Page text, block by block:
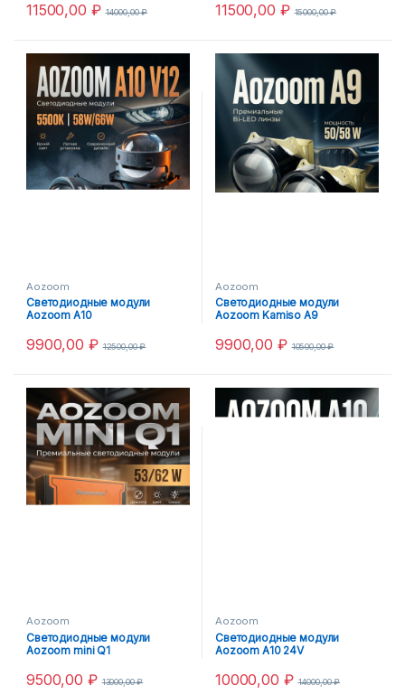
11500,00 ₽ 14000,00₽ 11500,00 ₽ 15000,00₽
Aozoom
Светодиодные модули
Aozoom A10
9900,00 ₽ 12500,00₽
Aozoom
Светодиодные модули
Aozoom Kamiso A9
9900,00 ₽ 10500,00₽
Aozoom
Светодиодные модули
Aozoom mini Q1
9500,00 ₽ 13000,00₽
Aozoom
Светодиодные модули
Aozoom A10 24V
10000,00 ₽ 14000,00₽